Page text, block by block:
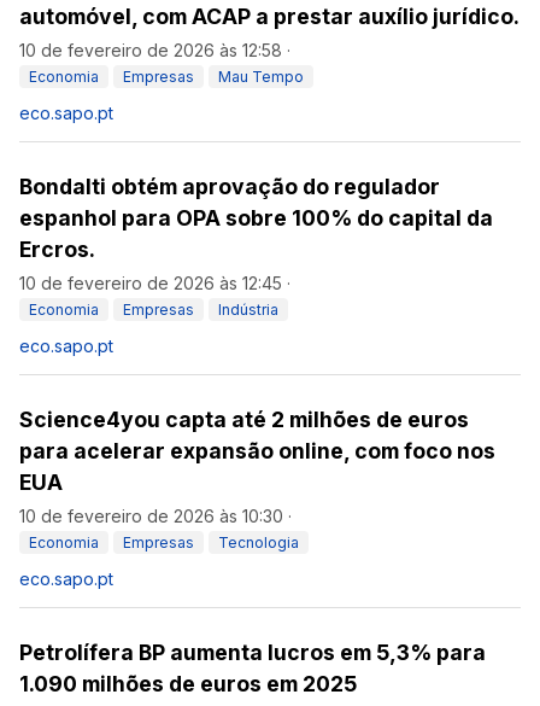
automóvel, com ACAP a prestar auxílio jurídico.
10 de fevereiro de 2026 às 12:58 ·
Economia Empresas Mau Tempo
eco.sapo.pt
Bondalti obtém aprovação do regulador
espanhol para OPA sobre 100% do capital da
Ercros.
10 de fevereiro de 2026 às 12:45 ·
Economia Empresas Indústria
eco.sapo.pt
Science4you capta até 2 milhões de euros
para acelerar expansão online, com foco nos
EUA
10 de fevereiro de 2026 às 10:30 ·
Economia Empresas Tecnologia
eco.sapo.pt
Petrolífera BP aumenta lucros em 5,3% para
1.090 milhões de euros em 2025